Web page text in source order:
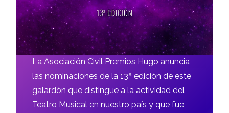
La Asociación Civil Premios Hugo anuncia
las nominaciones de la 13ª edición de este
galardón que distingue a la actividad del
Teatro Musical en nuestro país y que fue